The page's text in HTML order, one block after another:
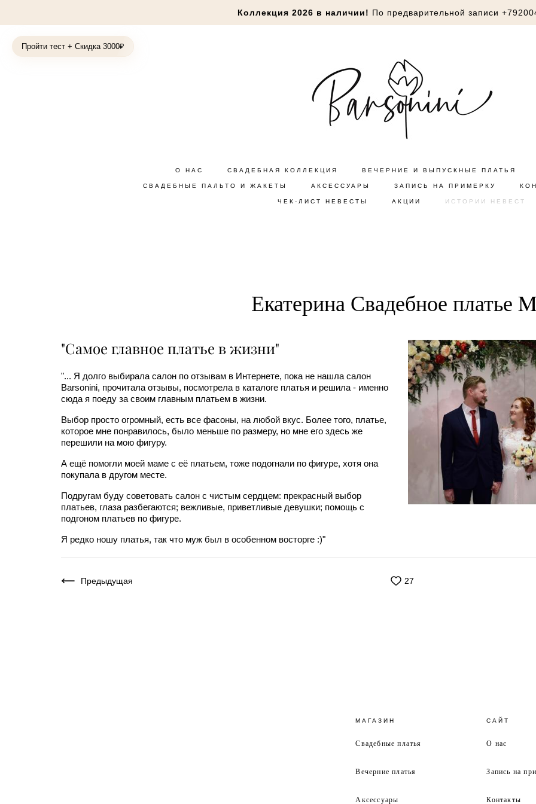
Пройти тест + Скидка 3000₽
Коллекция 2026 в наличии! По предварительной записи
О НАС СВАДЕБНАЯ КОЛЛЕКЦИЯ ВЕЧЕРНИЕ И ВЫПУСКНЫЕ ПЛАТЬЯ
СВАДЕБНЫЕ ПАЛЬТО И ЖАКЕТЫ АКСЕССУАРЫ ЗАПИСЬ НА ПРИМЕРКУ
ЧЕК-ЛИСТ НЕВЕСТЫ АКЦИИ ИСТОРИИ НЕВЕСТ
Екатерина Свадебное платье
"Самое главное платье в жизни"
"... Я долго выбирала салон по отзывам в Интернете, пока не нашла салон
Barsonini, прочитала отзывы, посмотрела в каталоге платья и решила - именно
сюда я поеду за своим главным платьем в жизни.
Выбор просто огромный, есть все фасоны, на любой вкус. Более того, платье,
которое мне понравилось, было меньше по размеру, но мне его здесь же
перешили на мою фигуру.
А ещё помогли моей маме с её платьем, тоже подогнали по фигуре, хотя она
покупала в другом месте.
Подругам буду советовать салон с чистым сердцем: прекрасный выбор
платьев, глаза разбегаются; вежливые, приветливые девушки; помощь с
подгоном платьев по фигуре.
Я редко ношу платья, так что муж был в особенном восторге :)"
27
Предыдущая
МАГАЗИН
Свадебные платья
Вечерние платья
Аксессуары
САЙТ
О нас
Запись на
Контакты